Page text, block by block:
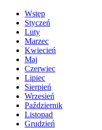
Wstęp
Styczeń
Luty
Marzec
Kwiecień
Maj
Czerwiec
Lipiec
Sierpień
Wrzesień
Październik
Listopad
Grudzień